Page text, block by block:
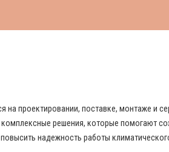
на проектировании, поставке, монтаже
решения, которые помогают
надежность работы